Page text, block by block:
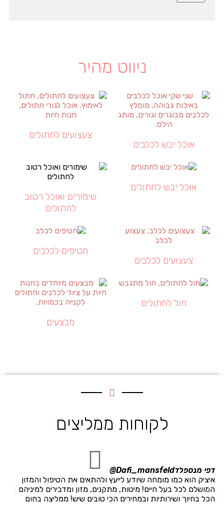
ניווט מהיר
אוכל יבש לכלבים
צעצועים לחתולים
אוכל יבש לחתולים
שימורים ואוכל רטוב
לחתולים
צעצועים לכלבים
חטיפים לכלבים
חול לחתולים
מבצעים
לקוחות ממליצים
דפי מנספלדDafi_mansfeld@
איציק הוא כמו מומחה שיודע לייעץ ולהתאים את הטיפול והמזון
המושלם לכל בעל חיים! מיטות, מתקנים, מזון ומדבירים למיניהם
הכל בחיוך ושירותיות ובמחירים הכי טובים שיש! ממליצה בחום